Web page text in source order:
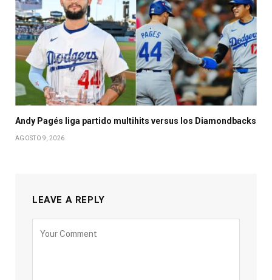
Andy Pagés liga partido multihits versus los Diamondbacks
AGOSTO 9, 2026
LEAVE A REPLY